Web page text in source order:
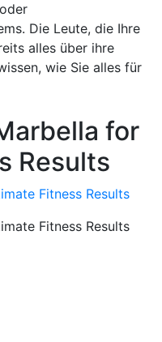
Die Leute, die Ihre
alles über ihre
wie Sie alles für
for
Results
Fitness Results
Fitness Results